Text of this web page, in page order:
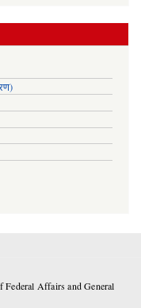
Affairs and General